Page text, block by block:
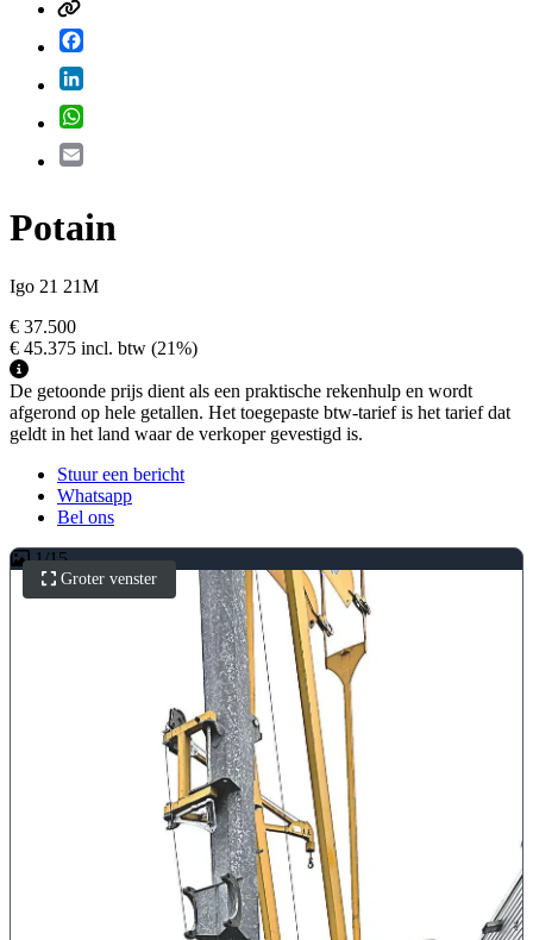
Potain
Igo 21 21M
€ 37.500
€ 45.375 incl. btw (21%)
De getoonde prijs dient als een praktische rekenhulp en wordt
afgerond op hele getallen. Het toegepaste btw-tarief is het tarief dat
geldt in het land waar de verkoper gevestigd is.
Stuur een bericht
Whatsapp
Bel ons
Groter venster
1/15